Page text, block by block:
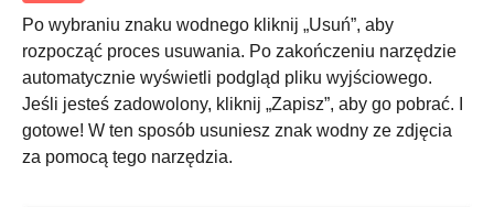
Po wybraniu znaku wodnego kliknij „Usuń”, aby
rozpocząć proces usuwania. Po zakończeniu narzędzie
automatycznie wyświetli podgląd pliku wyjściowego.
Jeśli jesteś zadowolony, kliknij „Zapisz”, aby go pobrać. I
gotowe! W ten sposób usuniesz znak wodny ze zdjęcia
za pomocą tego narzędzia.